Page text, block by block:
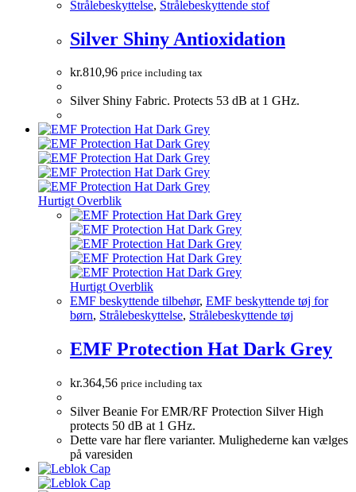
Strålebeskyttelse, Strålebeskyttende stof
Silver Shiny Antioxidation
kr.810,96 price including tax
Silver Shiny Fabric. Protects 53 dB at 1 GHz.
Hurtigt Overblik
Hurtigt Overblik
EMF beskyttende tilbehør, EMF beskyttende tøj for
børn, Strålebeskyttelse, Strålebeskyttende tøj
EMF Protection Hat Dark Grey
kr.364,56 price including tax
Silver Beanie For EMR/RF Protection Silver High
protects 50 dB at 1 GHz.
Dette vare har flere varianter. Mulighederne kan vælges
på varesiden